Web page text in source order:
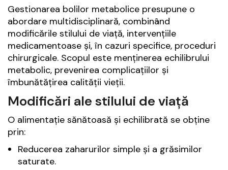
Gestionarea bolilor metabolice presupune o
abordare multidisciplinară, combinând
modificările stilului de viață, intervențiile
medicamentoase și, în cazuri specifice, proceduri
chirurgicale. Scopul este menținerea echilibrului
metabolic, prevenirea complicațiilor și
îmbunătățirea calității vieții.
Modificări ale stilului de viață
O alimentație sănătoasă și echilibrată se obține
prin:
Reducerea zaharurilor simple și a grăsimilor
saturate.